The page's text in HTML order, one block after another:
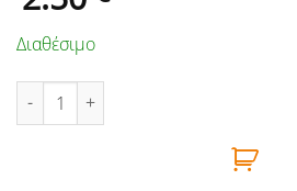
Διαθέσιμο
ΒΕΡΓΑ ΣΥΓΚΡΑΤΗΣΗΣ ΦΥΤΩΝ Φ20mm